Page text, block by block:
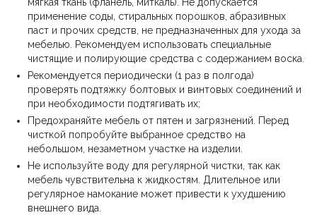
применение соды, стиральных порошков, абразивных
паст и прочих средств, не предназначенных для ухода за
мебелью. Рекомендуем использовать специальные
чистящие и полирующие средства с содержанием воска.
Рекомендуется периодически (1 раз в полгода)
проверять подтяжку болтовых и винтовых соединений и
при необходимости подтягивать их;
Предохраняйте мебель от пятен и загрязнений. Перед
чисткой попробуйте выбранное средство на
небольшом, незаметном участке на изделии.
Не используйте воду для регулярной чистки, так как
мебель чувствительна к жидкостям. Длительное или
регулярное намокание может привести к ухудшению
внешнего вида.